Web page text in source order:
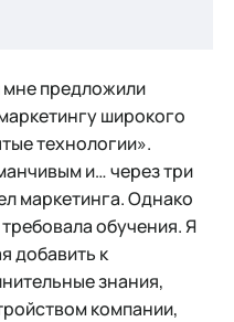
предложили
широкого
технологии».
и… через три
маркетинга. Однако
обучения. Я
добавить к
знания,
компании,